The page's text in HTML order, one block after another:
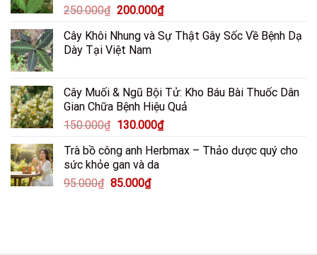
250.000₫ Giá
là:
250.000₫.
200.000₫Giá
tại
Cây Khôi Nhung và Sự Thật Gây Sốc Về Bệnh Dạ
Dày Tại Việt Nam
Cây Muối & Ngũ Bội Tử: Kho Báu Bài Thuốc Dân
Gian Chữa Bệnh Hiệu Quả
150.000₫ Giá
là:
150.000₫.
130.000₫Giá
tại
Trà bồ công anh Herbmax – Thảo dược quý cho
sức khỏe gan và da
95.000₫ Giá
85.000₫Giá